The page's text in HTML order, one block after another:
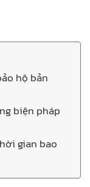
hộ bản
biện pháp
gian bao